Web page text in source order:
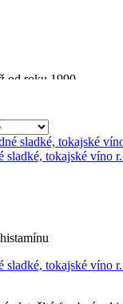
od roku 1990
najstaršou privátnou
a výberové
trh sólo spracované
žltý
technológiami,
sladké, tokajské víno
sladké, tokajské víno